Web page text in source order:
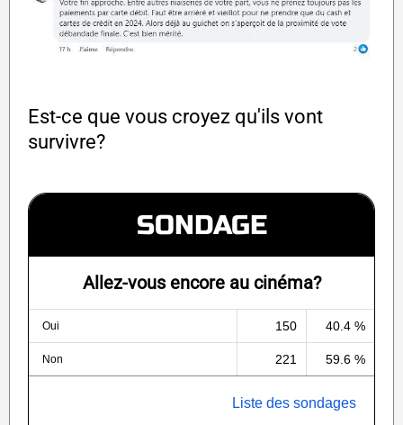
Est-ce que vous croyez qu'ils vont
survivre?
SONDAGE
Allez-vous encore au cinéma?
Oui 150 40.4 %
Non 221 59.6 %
Liste des sondages